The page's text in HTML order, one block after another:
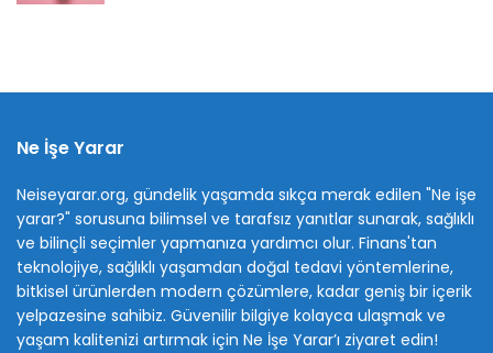
Ne İşe Yarar
Neiseyarar.org, gündelik yaşamda sıkça merak edilen "Ne işe
yarar?" sorusuna bilimsel ve tarafsız yanıtlar sunarak, sağlıklı
ve bilinçli seçimler yapmanıza yardımcı olur. Finans'tan
teknolojiye, sağlıklı yaşamdan doğal tedavi yöntemlerine,
bitkisel ürünlerden modern çözümlere, kadar geniş bir içerik
yelpazesine sahibiz. Güvenilir bilgiye kolayca ulaşmak ve
yaşam kalitenizi artırmak için Ne İşe Yarar’ı ziyaret edin!